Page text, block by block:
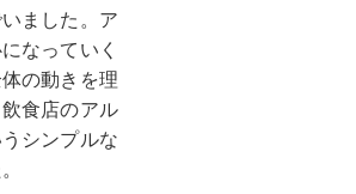
ました。ア
なっていく
の動きを理
食店のアル
シンプルな